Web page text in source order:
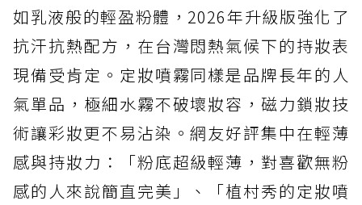
如乳液般的輕盈粉體，2026年升級版強化了
抗汗抗熱配方，在台灣悶熱氣候下的持妝表
現備受肯定。定妝噴霧同樣是品牌長年的人
氣單品，極細水霧不破壞妝容，磁力鎖妝技
術讓彩妝更不易沾染。網友好評集中在輕薄
感與持妝力：「粉底超級輕薄，對喜歡無粉
感的人來說簡直完美」、「植村秀的定妝噴